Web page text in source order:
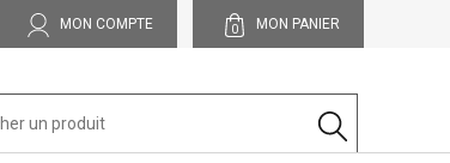
MON COMPTE 0 MON PANIER